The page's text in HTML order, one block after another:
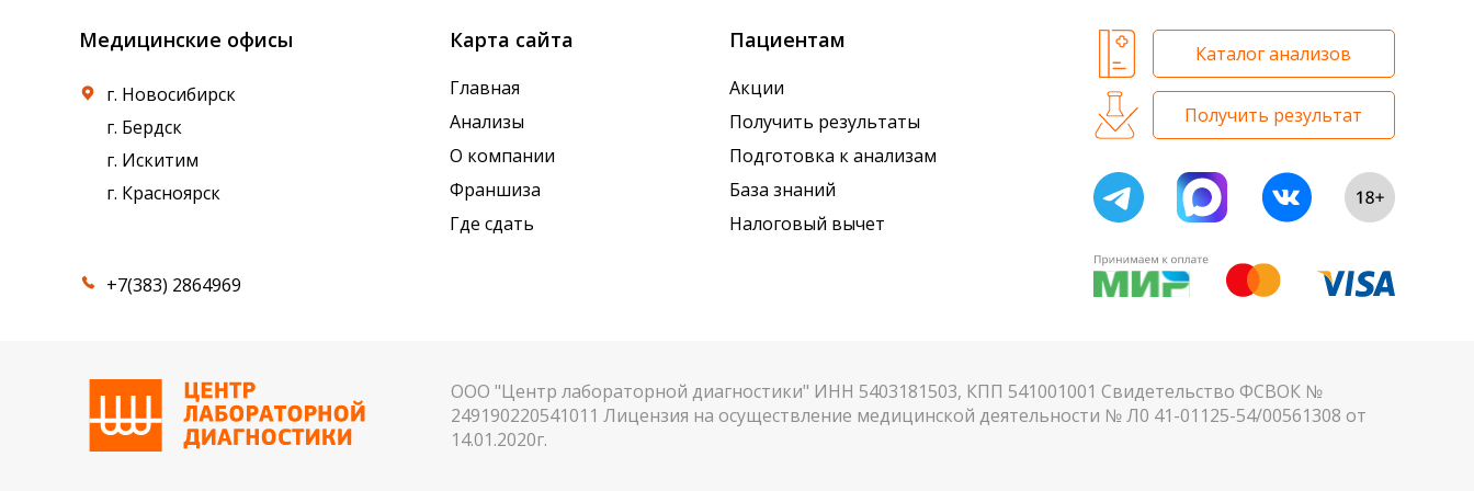
Медицинские офисы
г. Новосибирск
г. Бердск
г. Искитим
г. Красноярск
+7(383) 2864969
Карта сайта
Главная
Анализы
О компании
Франшиза
Где сдать
Пациентам
Акции
Получить результаты
Подготовка к анализам
База знаний
Налоговый вычет
Каталог анализов
Получить результат
ООО "Центр лабораторной диагностики" ИНН 5403181503, КПП 541001001 Свидетельство ФСВОК №
249190220541011 Лицензия на осуществление медицинской деятельности № Л0 41-01125-54/00561308 от
14.01.2020г.